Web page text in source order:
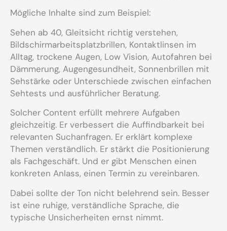
Mögliche Inhalte sind zum Beispiel:
Sehen ab 40, Gleitsicht richtig verstehen,
Bildschirmarbeitsplatzbrillen, Kontaktlinsen im
Alltag, trockene Augen, Low Vision, Autofahren bei
Dämmerung, Augengesundheit, Sonnenbrillen mit
Sehstärke oder Unterschiede zwischen einfachen
Sehtests und ausführlicher Beratung.
Solcher Content erfüllt mehrere Aufgaben
gleichzeitig. Er verbessert die Auffindbarkeit bei
relevanten Suchanfragen. Er erklärt komplexe
Themen verständlich. Er stärkt die Positionierung
als Fachgeschäft. Und er gibt Menschen einen
konkreten Anlass, einen Termin zu vereinbaren.
Dabei sollte der Ton nicht belehrend sein. Besser
ist eine ruhige, verständliche Sprache, die
typische Unsicherheiten ernst nimmt.